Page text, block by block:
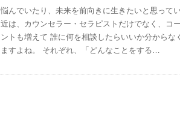
悩んでいたり、未来を前向きに生きたいと思って
近は、カウンセラー・セラピストだけでなく、コ
ントも増えて 誰に何を相談したらいいか分からな
ますよね。 それぞれ、「どんなことをする…